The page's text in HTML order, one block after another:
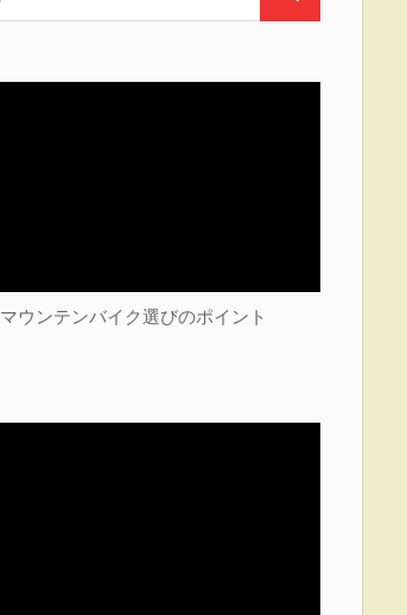
検
マウンテンバイク選びのポイント